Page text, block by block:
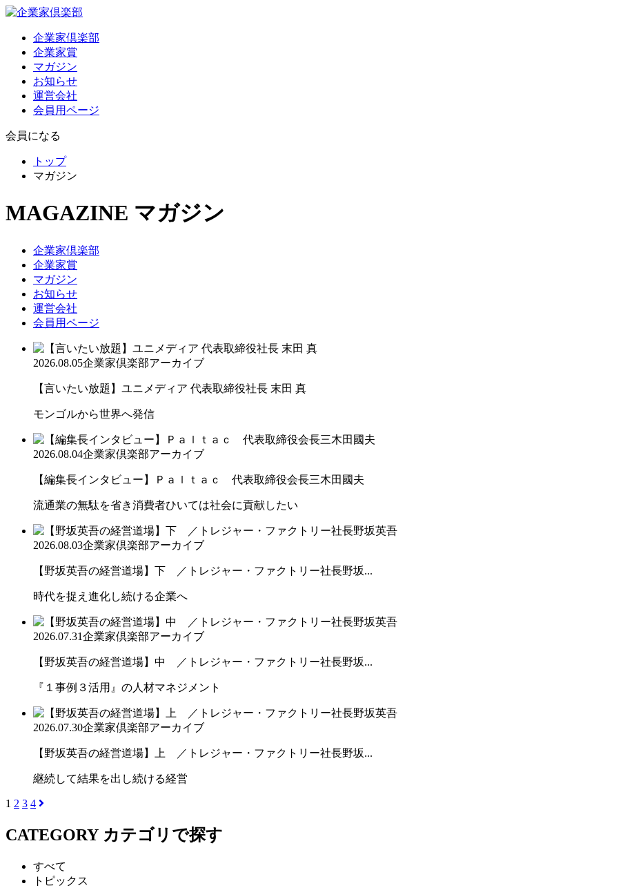
企業家倶楽部
企業家賞
マガジン
お知らせ
運営会社
会員用ページ
会員になる
トップ
マガジン
MAGAZINE マガジン
企業家倶楽部
企業家賞
マガジン
お知らせ
運営会社
会員用ページ
2026.08.05企業家倶楽部アーカイブ
【言いたい放題】ユニメディア 代表取締役社長 末田 真
モンゴルから世界へ発信
2026.08.04企業家倶楽部アーカイブ
【編集長インタビュー】Ｐａｌｔａｃ 代表取締役会長三木田國夫
流通業の無駄を省き消費者ひいては社会に貢献したい
2026.08.03企業家倶楽部アーカイブ
【野坂英吾の経営道場】下 ／トレジャー・ファクトリー社長野坂...
時代を捉え進化し続ける企業へ
2026.07.31企業家倶楽部アーカイブ
【野坂英吾の経営道場】中 ／トレジャー・ファクトリー社長野坂...
『１事例３活用』の人材マネジメント
2026.07.30企業家倶楽部アーカイブ
【野坂英吾の経営道場】上 ／トレジャー・ファクトリー社長野坂...
継続して結果を出し続ける経営
1 2 3 4
CATEGORY カテゴリで探す
すべて
トピックス